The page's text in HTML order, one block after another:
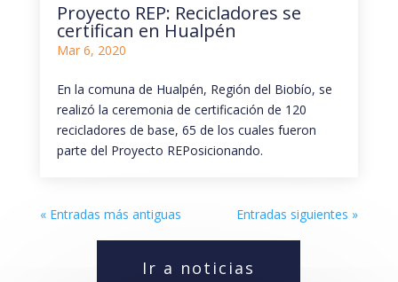
Proyecto REP: Recicladores se
certifican en Hualpén
Mar 6, 2020
En la comuna de Hualpén, Región del Biobío, se
realizó la ceremonia de certificación de 120
recicladores de base, 65 de los cuales fueron
parte del Proyecto REPosicionando.
« Entradas más antiguas Entradas siguientes »
Ir a noticias